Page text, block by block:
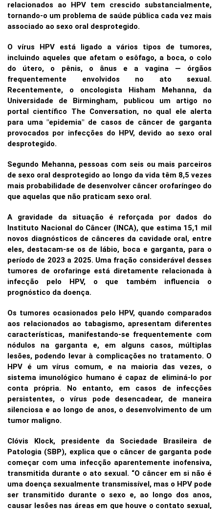
relacionados ao HPV tem crescido substancialmente,
tornando-o um problema de saúde pública cada vez mais
associado ao sexo oral desprotegido.
O vírus HPV está ligado a vários tipos de tumores,
incluindo aqueles que afetam o esôfago, a boca, o colo
do útero, o pênis, o ânus e a vagina — órgãos
frequentemente envolvidos no ato sexual.
Recentemente, o oncologista Hisham Mehanna, da
Universidade de Birmingham, publicou um artigo no
portal científico The Conversation, no qual ele alerta
para uma "epidemia" de casos de câncer de garganta
provocados por infecções do HPV, devido ao sexo oral
desprotegido.
Segundo Mehanna, pessoas com seis ou mais parceiros
de sexo oral desprotegido ao longo da vida têm 8,5 vezes
mais probabilidade de desenvolver câncer orofaríngeo do
que aquelas que não praticam sexo oral.
A gravidade da situação é reforçada por dados do
Instituto Nacional do Câncer (INCA), que estima 15,1 mil
novos diagnósticos de cânceres da cavidade oral, entre
eles, destacam-se os de lábio, boca e garganta, para o
período de 2023 a 2025. Uma fração considerável desses
tumores de orofaringe está diretamente relacionada à
infecção pelo HPV, o que também influencia o
prognóstico da doença.
Os tumores ocasionados pelo HPV, quando comparados
aos relacionados ao tabagismo, apresentam diferentes
características, manifestando-se frequentemente com
nódulos na garganta e, em alguns casos, múltiplas
lesões, podendo levar à complicações no tratamento. O
HPV é um vírus comum, e na maioria das vezes, o
sistema imunológico humano é capaz de eliminá-lo por
conta própria. No entanto, em casos de infecções
persistentes, o vírus pode desencadear, de maneira
silenciosa e ao longo de anos, o desenvolvimento de um
tumor maligno.
Clóvis Klock, presidente da Sociedade Brasileira de
Patologia (SBP), explica que o câncer de garganta pode
começar com uma infecção aparentemente inofensiva,
transmitida durante o ato sexual. “O câncer em si não é
uma doença sexualmente transmissível, mas o HPV pode
ser transmitido durante o sexo e, ao longo dos anos,
causar lesões nas áreas em que houve o contato sexual,